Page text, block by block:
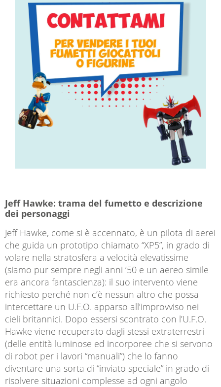
Jeff Hawke: trama del fumetto e descrizione
dei personaggi
Jeff Hawke, come si è accennato, è un pilota di aerei
che guida un prototipo chiamato “XP5”, in grado di
volare nella stratosfera a velocità elevatissime
(siamo pur sempre negli anni ’50 e un aereo simile
era ancora fantascienza): il suo intervento viene
richiesto perché non c’è nessun altro che possa
intercettare un U.F.O. apparso all’improvviso nei
cieli britannici. Dopo essersi scontrato con l’U.F.O.
Hawke viene recuperato dagli stessi extraterrestri
(delle entità luminose ed incorporee che si servono
di robot per i lavori “manuali”) che lo fanno
diventare una sorta di “inviato speciale” in grado di
risolvere situazioni complesse ad ogni angolo